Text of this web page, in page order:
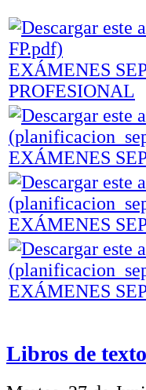
EXÁMENES
PROFESIONAL
EXÁMENES
EXÁMENES
EXÁMENES
Libros de